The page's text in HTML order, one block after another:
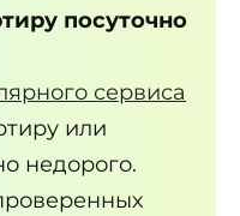
посуточно
сервиса
или
недорого.